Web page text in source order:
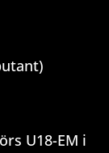
U18-EM i